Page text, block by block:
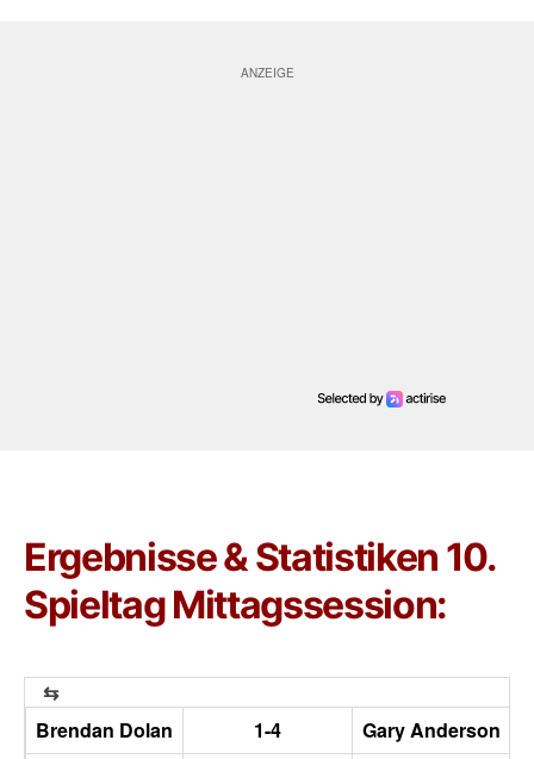
Ergebnisse & Statistiken 10.
Spieltag Mittagssession:
Brendan Dolan 1-4
Gary Anderson